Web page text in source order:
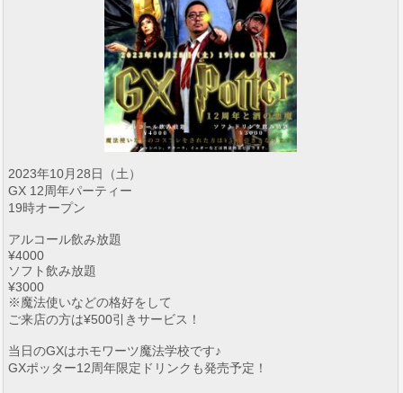
2023年10月28日（土）
GX 12周年パーティー
19時オープン
アルコール飲み放題
¥4000
ソフト飲み放題
¥3000
※魔法使いなどの格好をして
ご来店の方は¥500引きサービス！
当日のGXはホモワーツ魔法学校です♪
GXポッター12周年限定ドリンクも発売予定！